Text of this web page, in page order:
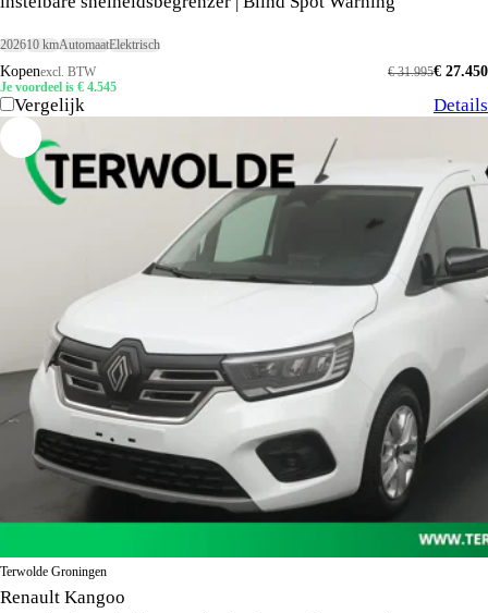
202610 kmAutomaatElektrisch
Kopenexcl. BTW € 27.450
€ 31.995
Je voordeel is € 4.545
Vergelijk Details
Terwolde Groningen
Renault Kangoo